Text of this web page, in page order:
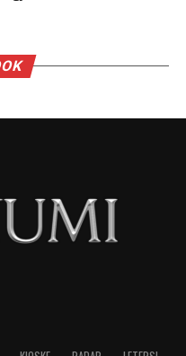
një gjë është e
dhe kush është i
e tij, mund të dalë
duke u futur Dielli
sepse na
E rëndësishme